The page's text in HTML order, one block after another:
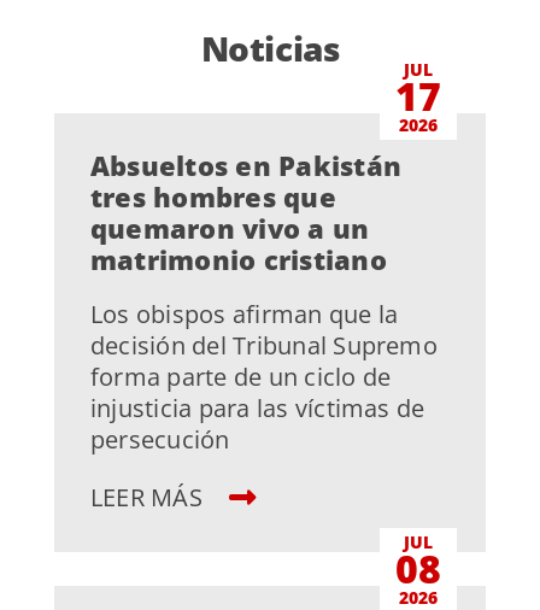
Noticias JUL
17
2026
Absueltos en Pakistán
tres hombres que
quemaron vivo a un
matrimonio cristiano
Los obispos afirman que la
decisión del Tribunal Supremo
forma parte de un ciclo de
injusticia para las víctimas de
persecución
LEER MÁS
JUL
08
2026